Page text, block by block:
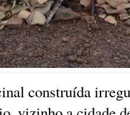
construída